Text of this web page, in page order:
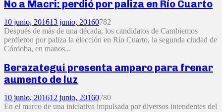
No a Macri: perdió por paliza en Río Cuarto
10 junio, 201613 junio, 20160782
Después de más de una década, los candidatos de Cambiemos
perdieron por paliza la elección en Río Cuarto, la segunda ciudad de
Córdoba, en manos...
Berazategui presenta amparo para frenar
aumento de luz
10 junio, 201612 junio, 20160780
En el marco de una iniciativa impulsada por diversos intendentes del